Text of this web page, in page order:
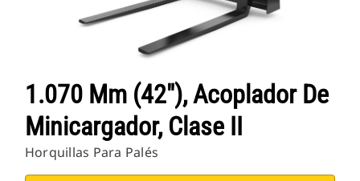
1.070 Mm (42"), Acoplador De
Minicargador, Clase II
Horquillas Para Palés